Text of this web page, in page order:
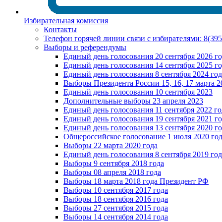
Избирательная комиссия
Контакты
Телефон горячей линии связи с избирателями:
Выборы и референдумы
Единый день голосования 20 сентября 2026
Единый день голосования 14 сентября 2025
Единый день голосования 8 сентября 2024
Выборы Президента России 15, 16, 17 марта
Единый день голосования 10 сентября 2023
Дополнительные выборы 23 апреля 2023
Единый день голосования 11 сентября 2022
Единый день голосования 19 сентября 2021
Единый день голосования 13 сентября 2020
Общероссийское голосование 1 июля 2020
Выборы 22 марта 2020 года
Единый день голосования 8 сентября 2019
Выборы 9 сентября 2018 года
Выборы 08 апреля 2018 года
Выборы 18 марта 2018 года Президент РФ
Выборы 10 сентября 2017 года
Выборы 18 сентября 2016 года
Выборы 27 сентября 2015 года
Выборы 14 сентября 2014 года